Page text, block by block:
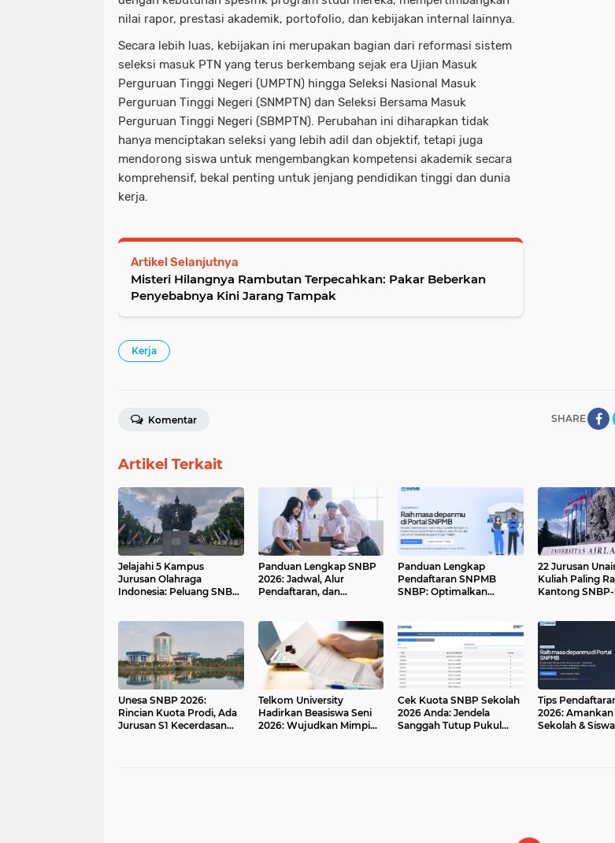
nilai rapor, prestasi akademik, portofolio, dan kebijakan internal lainnya.
Secara lebih luas, kebijakan ini merupakan bagian dari reformasi sistem
seleksi masuk PTN yang terus berkembang sejak era Ujian Masuk
Perguruan Tinggi Negeri (UMPTN) hingga Seleksi Nasional Masuk
Perguruan Tinggi Negeri (SNMPTN) dan Seleksi Bersama Masuk
Perguruan Tinggi Negeri (SBMPTN). Perubahan ini diharapkan tidak
hanya menciptakan seleksi yang lebih adil dan objektif, tetapi juga
mendorong siswa untuk mengembangkan kompetensi akademik secara
komprehensif, bekal penting untuk jenjang pendidikan tinggi dan dunia
kerja.
Artikel Selanjutnya
Misteri Hilangnya Rambutan Terpecahkan: Pakar Beberkan
Penyebabnya Kini Jarang Tampak
Kerja
SHARE
Komentar
Artikel Terkait
Jelajahi 5 Kampus
Jurusan Olahraga
Indonesia: Peluang SNBP-
Panduan Lengkap SNBP
2026: Jadwal, Alur
Pendaftaran, dan
Panduan Lengkap
Pendaftaran SNPMB
SNBP: Optimalkan
22 Jurusan
Kuliah Paling
Kantong SNBP-
Unesa SNBP 2026:
Rincian Kuota Prodi, Ada
Jurusan S1 Kecerdasan
Telkom University
Hadirkan Beasiswa Seni
2026: Wujudkan Mimpi
Cek Kuota SNBP Sekolah
2026 Anda: Jendela
Sanggah Tutup Pukul
Tips
2026:
Sekolah &